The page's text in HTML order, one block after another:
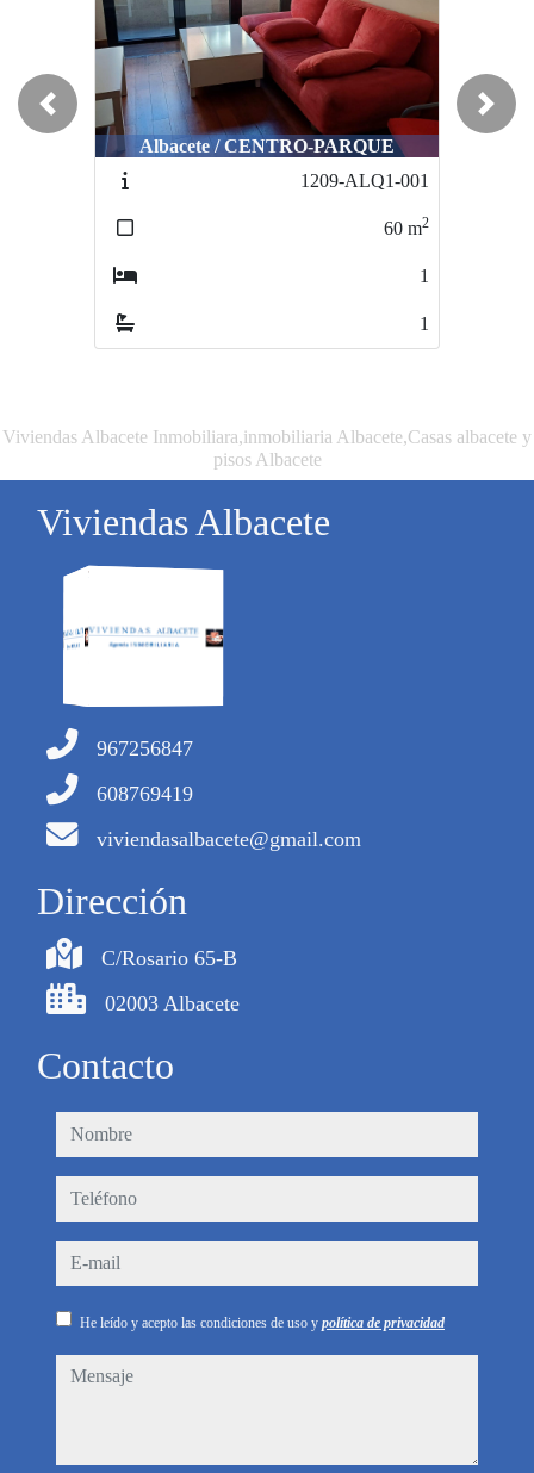
Albacete / CENTRO-PARQUE
1209-ALQ1-001
60 m2
1
1
Previous Next
Viviendas Albacete Inmobiliara,inmobiliaria Albacete,Casas albacete y
pisos Albacete
Viviendas Albacete
967256847
608769419
viviendasalbacete@gmail.com
Dirección
C/Rosario 65-B
02003 Albacete
Contacto
nombre
teléfono
e-mail
He leído y acepto las condiciones de uso y política de privacidad
mensaje